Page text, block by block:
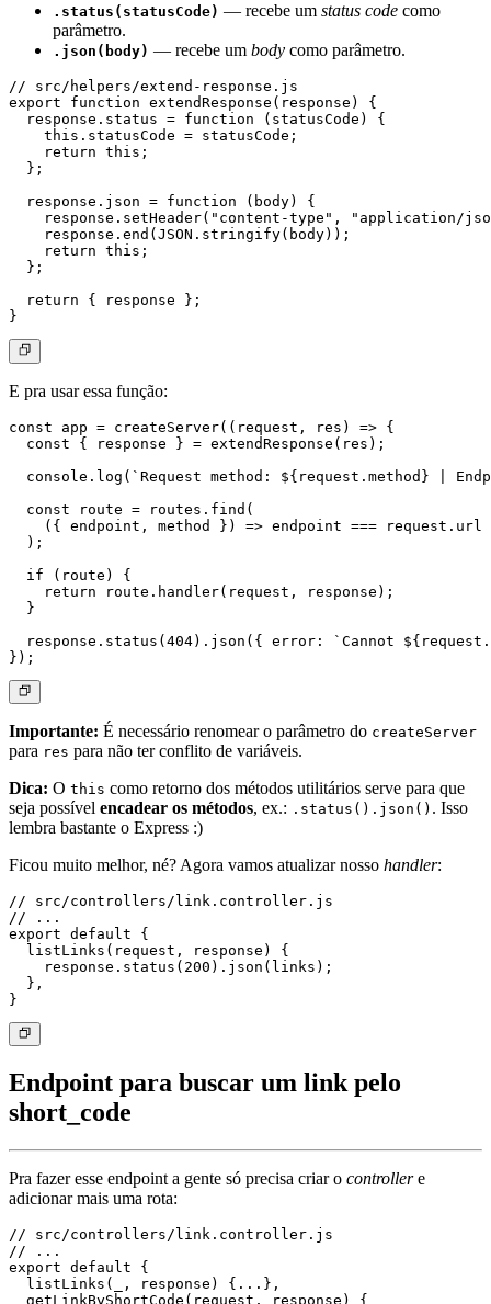
.status(statusCode) — recebe um status code como
parâmetro.
.json(body) — recebe um body como parâmetro.
// src/helpers/extend-response.js
export function extendResponse(response) {
  response.status = function (statusCode) {
    this.statusCode = statusCode;
    return this;
  };
  response.json = function (body) {
response.setHeader("content-type", "application/
    response.end(JSON.stringify(body));
    return this;
  };
  return { response };
E pra usar essa função:
const app = createServer((request, res) => {
  const { response } = extendResponse(res);
console.log(`Request method: ${request.method} |
  const route = routes.find(
({ endpoint, method }) => endpoint === request.url
  );
  if (route) {
    return route.handler(request, response);
  }
response.status(404).json({ error: `Cannot
Importante: É necessário renomear o parâmetro do createServer
para res para não ter conflito de variáveis.
Dica: O this como retorno dos métodos utilitários serve para que
seja possível encadear os métodos, ex.: .status().json() . Isso
lembra bastante o Express :)
Ficou muito melhor, né? Agora vamos atualizar nosso handler:
// src/controllers/link.controller.js
// ...
export default {
  listLinks(request, response) {
    response.status(200).json(links);
  },
Endpoint para buscar um link pelo
short_code
Pra fazer esse endpoint a gente só precisa criar o controllere
adicionar mais uma rota:
// src/controllers/link.controller.js
// ...
export default {
  listLinks(_, response) {...},
  getLinkByShortCode(request, response) {